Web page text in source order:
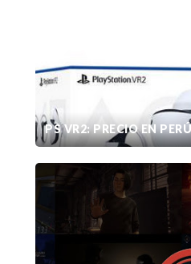
PS VR2: PRECIO EN